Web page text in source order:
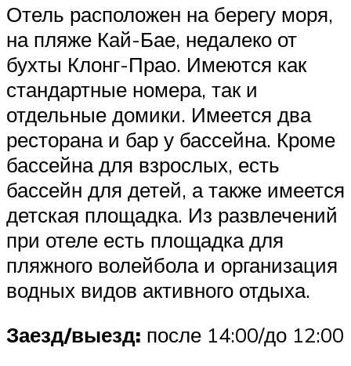
Отель расположен на берегу моря,
на пляже Кай-Бае, недалеко от
бухты Клонг-Прао. Имеются как
стандартные номера, так и
отдельные домики. Имеется два
ресторана и бар у бассейна. Кроме
бассейна для взрослых, есть
бассейн для детей, а также имеется
детская площадка. Из развлечений
при отеле есть площадка для
пляжного волейбола и организация
водных видов активного отдыха.
Заезд/выезд: после 14:00/до 12:00